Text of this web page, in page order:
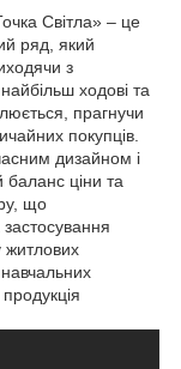
Світла» – це
ряд, який
з
ходові та
прагнучи
покупців.
дизайном і
ціни та
що
житлових